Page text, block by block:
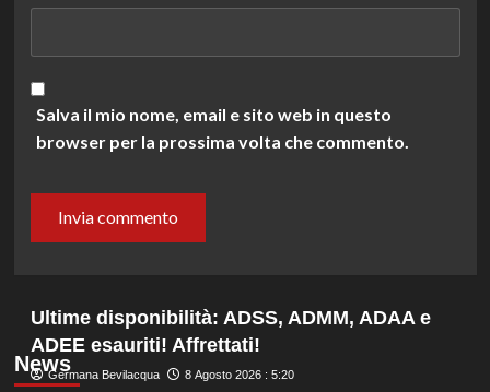
Salva il mio nome, email e sito web in questo
browser per la prossima volta che commento.
News
Ultime disponibilità: ADSS, ADMM, ADAA e
ADEE esauriti! Affrettati!
Germana Bevilacqua 8 Agosto 2026 : 5:20